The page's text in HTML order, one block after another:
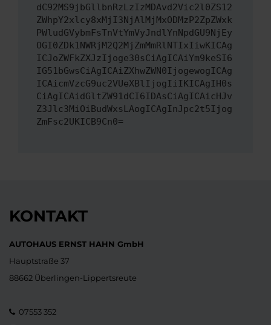
dC92MS9jbGllbnRzLzIzMDAvd2Vic2l0ZS12
ZWhpY2xlcy8xMjI3NjAlMjMxODMzP2ZpZWxk
PWludGVybmFsTnVtYmVyJndlYnNpdGU9NjEy
OGI0ZDk1NWRjM2Q2MjZmMmRlNTIxIiwKICAg
ICJoZWFkZXJzIjoge30sCiAgICAiYm9keSI6
IG51bGwsCiAgICAiZXhwZWN0IjogewogICAg
ICAicmVzcG9uc2VUeXBlIjogIiIKICAgIH0s
CiAgICAidGltZW91dCI6IDAsCiAgICAicHJv
Z3Jlc3MiOiBudWxsLAogICAgInJpc2t5Ijog
ZmFsc2UKICB9Cn0=
KONTAKT
AUTOHAUS ERNST HAHN GmbH
Hauptstraße 37
88662 Überlingen-Lippertsreute
07553 352